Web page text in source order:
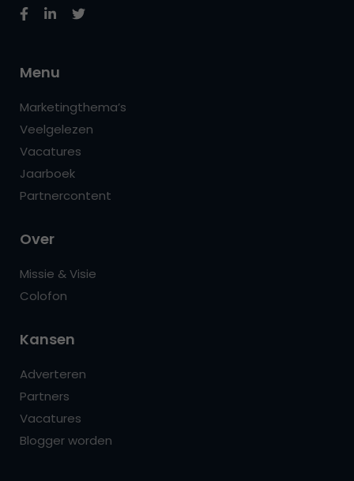
Menu
Marketingthema’s
Veelgelezen
Vacatures
Jaarboek
Partnercontent
Over
Missie & Visie
Colofon
Kansen
Adverteren
Partners
Vacatures
Blogger worden